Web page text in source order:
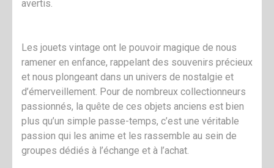
avertis.
Les jouets vintage ont le pouvoir magique de nous
ramener en enfance, rappelant des souvenirs précieux
et nous plongeant dans un univers de nostalgie et
d’émerveillement. Pour de nombreux collectionneurs
passionnés, la quête de ces objets anciens est bien
plus qu’un simple passe-temps, c’est une véritable
passion qui les anime et les rassemble au sein de
groupes dédiés à l’échange et à l’achat.